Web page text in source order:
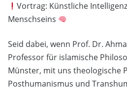
Vortrag: Künstliche
Menschseins
Seid dabei, wenn Prof. Dr.
Professor für islamische
Münster, mit uns theologische
Posthumanismus und